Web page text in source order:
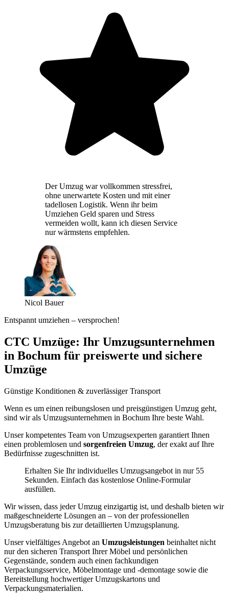
Der Umzug war vollkommen stressfrei,
ohne unerwartete Kosten und mit einer
tadellosen Logistik. Wenn ihr beim
Umziehen Geld sparen und Stress
vermeiden wollt, kann ich diesen Service
nur wärmstens empfehlen.
Nicol Bauer
Entspannt umziehen – versprochen!
CTC Umzüge: Ihr Umzugsunternehmen
in Bochum für preiswerte und sichere
Umzüge
Günstige Konditionen & zuverlässiger Transport
Wenn es um einen reibungslosen und preisgünstigen Umzug geht,
sind wir als Umzugsunternehmen in Bochum Ihre beste Wahl.
Unser kompetentes Team von Umzugsexperten garantiert Ihnen
einen problemlosen und sorgenfreien Umzug, der exakt auf Ihre
Bedürfnisse zugeschnitten ist.
Erhalten Sie Ihr individuelles Umzugsangebot in nur 55
Sekunden. Einfach das kostenlose Online-Formular
ausfüllen.
Wir wissen, dass jeder Umzug einzigartig ist, und deshalb bieten wir
maßgeschneiderte Lösungen an – von der professionellen
Umzugsberatung bis zur detaillierten Umzugsplanung.
Unser vielfältiges Angebot an Umzugsleistungen beinhaltet nicht
nur den sicheren Transport Ihrer Möbel und persönlichen
Gegenstände, sondern auch einen fachkundigen
Verpackungsservice, Möbelmontage und -demontage sowie die
Bereitstellung hochwertiger Umzugskartons und
Verpackungsmaterialien.